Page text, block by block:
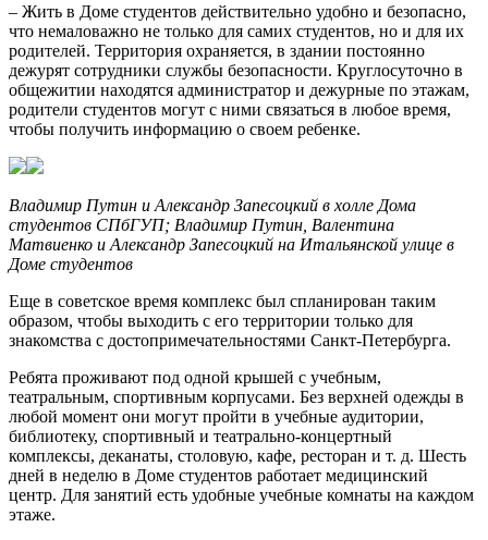
– Жить в Доме студентов действительно удобно и безопасно,
что немаловажно не только для самих студентов, но и для их
родителей. Территория охраняется, в здании постоянно
дежурят сотрудники службы безопасности. Круглосуточно в
общежитии находятся администратор и дежурные по этажам,
родители студентов могут с ними связаться в любое время,
чтобы получить информацию о своем ребенке.
Владимир Путин и Александр Запесоцкий в холле Дома
студентов СПбГУП; Владимир Путин, Валентина
Матвиенко и Александр Запесоцкий на Итальянской улице в
Доме студентов
Еще в советское время комплекс был спланирован таким
образом, чтобы выходить с его территории только для
знакомства с достопримечательностями Санкт-Петербурга.
Ребята проживают под одной крышей с учебным,
театральным, спортивным корпусами. Без верхней одежды в
любой момент они могут пройти в учебные аудитории,
библиотеку, спортивный и театрально-концертный
комплексы, деканаты, столовую, кафе, ресторан и т. д. Шесть
дней в неделю в Доме студентов работает медицинский
центр. Для занятий есть удобные учебные комнаты на каждом
этаже.